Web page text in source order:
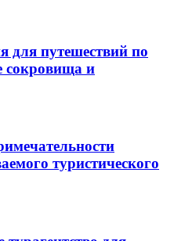
для путешествий по
сокровища и
туристического